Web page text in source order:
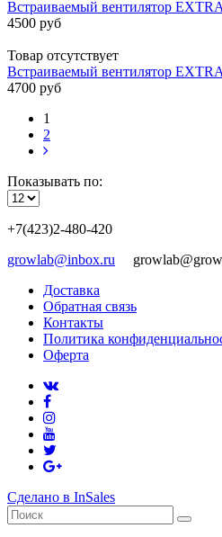
Встраиваемый вентилятор
4500 руб
Товар отсутствует
Встраиваемый вентилятор
4700 руб
1
2
Показывать по:
+7(423)2-480-420
growlab@inbox.ru
Доставка
Обратная связь
Контакты
Политика
Оферта
Сделано в InSales